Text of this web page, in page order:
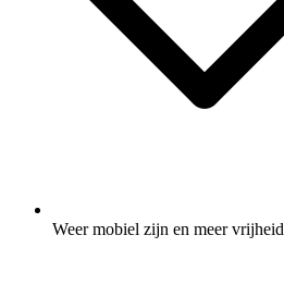
Weer mobiel zijn en meer vrijheid